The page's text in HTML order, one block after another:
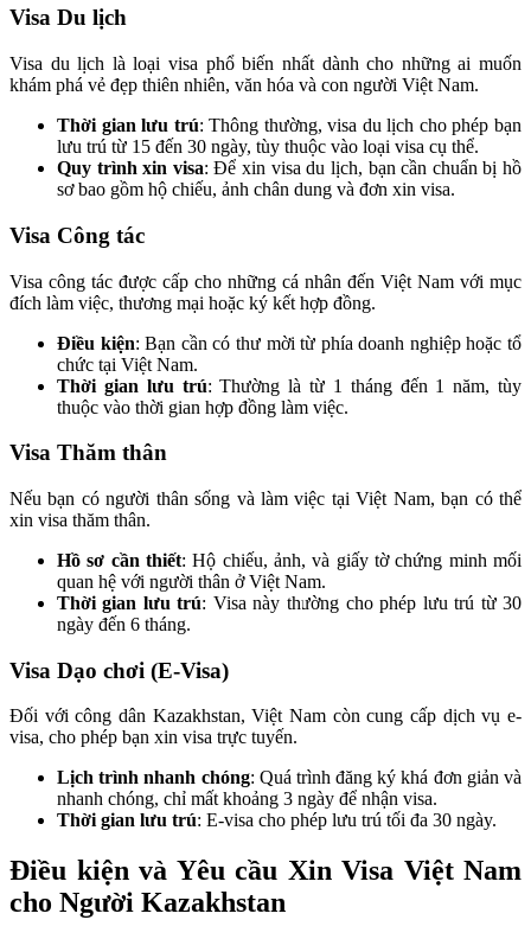
Visa Du lịch
Visa du lịch là loại visa phổ biến nhất dành cho những ai muốn
khám phá vẻ đẹp thiên nhiên, văn hóa và con người Việt Nam.
Thời gian lưu trú: Thông thường, visa du lịch cho phép bạn
lưu trú từ 15 đến 30 ngày, tùy thuộc vào loại visa cụ thể.
Quy trình xin visa: Để xin visa du lịch, bạn cần chuẩn bị hồ
sơ bao gồm hộ chiếu, ảnh chân dung và đơn xin visa.
Visa Công tác
Visa công tác được cấp cho những cá nhân đến Việt Nam với mục
đích làm việc, thương mại hoặc ký kết hợp đồng.
Điều kiện: Bạn cần có thư mời từ phía doanh nghiệp hoặc tổ
chức tại Việt Nam.
Thời gian lưu trú: Thường là từ 1 tháng đến 1 năm, tùy
thuộc vào thời gian hợp đồng làm việc.
Visa Thăm thân
Nếu bạn có người thân sống và làm việc tại Việt Nam, bạn có thể
xin visa thăm thân.
Hồ sơ cần thiết: Hộ chiếu, ảnh, và giấy tờ chứng minh mối
quan hệ với người thân ở Việt Nam.
Thời gian lưu trú: Visa này thường cho phép lưu trú từ 30
ngày đến 6 tháng.
Visa Dạo chơi (E-Visa)
Đối với công dân Kazakhstan, Việt Nam còn cung cấp dịch vụ e-
visa, cho phép bạn xin visa trực tuyến.
Lịch trình nhanh chóng: Quá trình đăng ký khá đơn giản và
nhanh chóng, chỉ mất khoảng 3 ngày để nhận visa.
Thời gian lưu trú: E-visa cho phép lưu trú tối đa 30 ngày.
Điều kiện và Yêu cầu Xin Visa Việt Nam
cho Người Kazakhstan